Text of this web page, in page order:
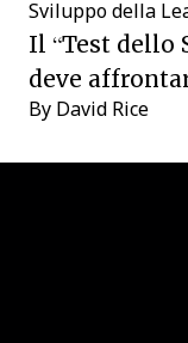
Sviluppo della
Il “Test dello
deve
By David Rice